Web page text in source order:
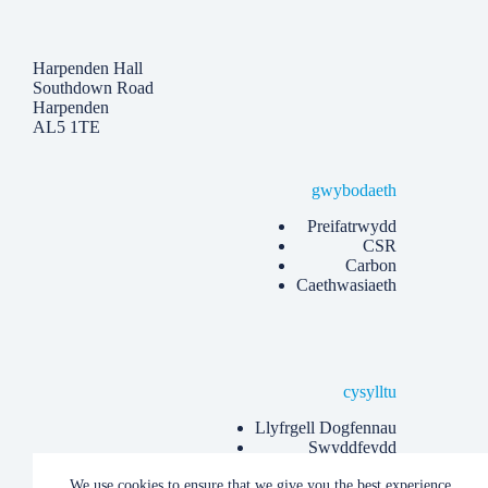
Harpenden Hall
Southdown Road
Harpenden
AL5 1TE
gwybodaeth
Preifatrwydd
CSR
Carbon
Caethwasiaeth
cysylltu
Llyfrgell Dogfennau
Swyddfeydd